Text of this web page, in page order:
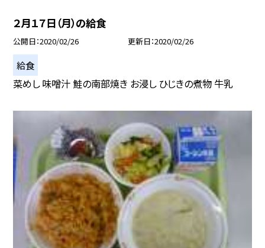
２月１７日（月）の給食
公開日 2020/02/26 更新日 2020/02/26
給食
菜めし 味噌汁 鮭の南部焼き お浸し ひじきの煮物 牛乳